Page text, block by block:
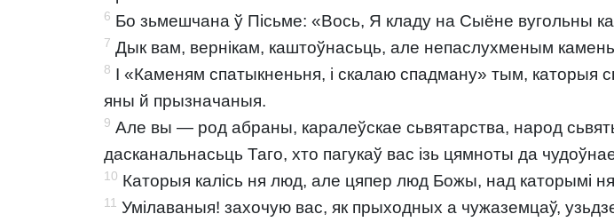
6 Бо зьмешчана ў Пісьме: «Вось, Я кладу на Сыёне вугольны
7 Дык вам, вернікам, каштоўнасьць, але непаслухменым
8 І «Каменям спатыкненьня, і скалаю спадману» тым,
яны й прызначаныя.
9 Але вы — род абраны, каралеўскае сьвятарства, народ
дасканальнасьць Таго, хто пагукаў вас ізь цямноты да
10 Каторыя калісь ня люд, але цяпер люд Божы, над каторымі
11 Умілаваныя! захочую вас, як прыходных а чужаземцаў,